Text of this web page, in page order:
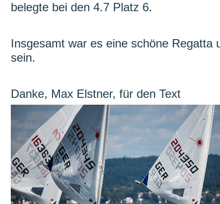
belegte bei den 4.7 Platz 6.
Insgesamt war es eine schöne Regatta
sein.
Danke, Max Elstner, für den Text